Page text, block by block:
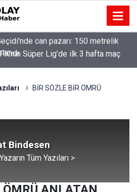
Süper Lig’de ilk 3 hafta maç
BİR SÖZLE BİR ÖMRÜ
Bindesen
Yazarın Tüm Yazıları >